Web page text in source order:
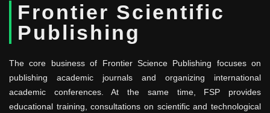
Frontier Scientific
Publishing
The core business of Frontier Science Publishing focuses on
publishing academic journals and organizing international
academic conferences. At the same time, FSP provides
educational training, consultations on scientific and technological